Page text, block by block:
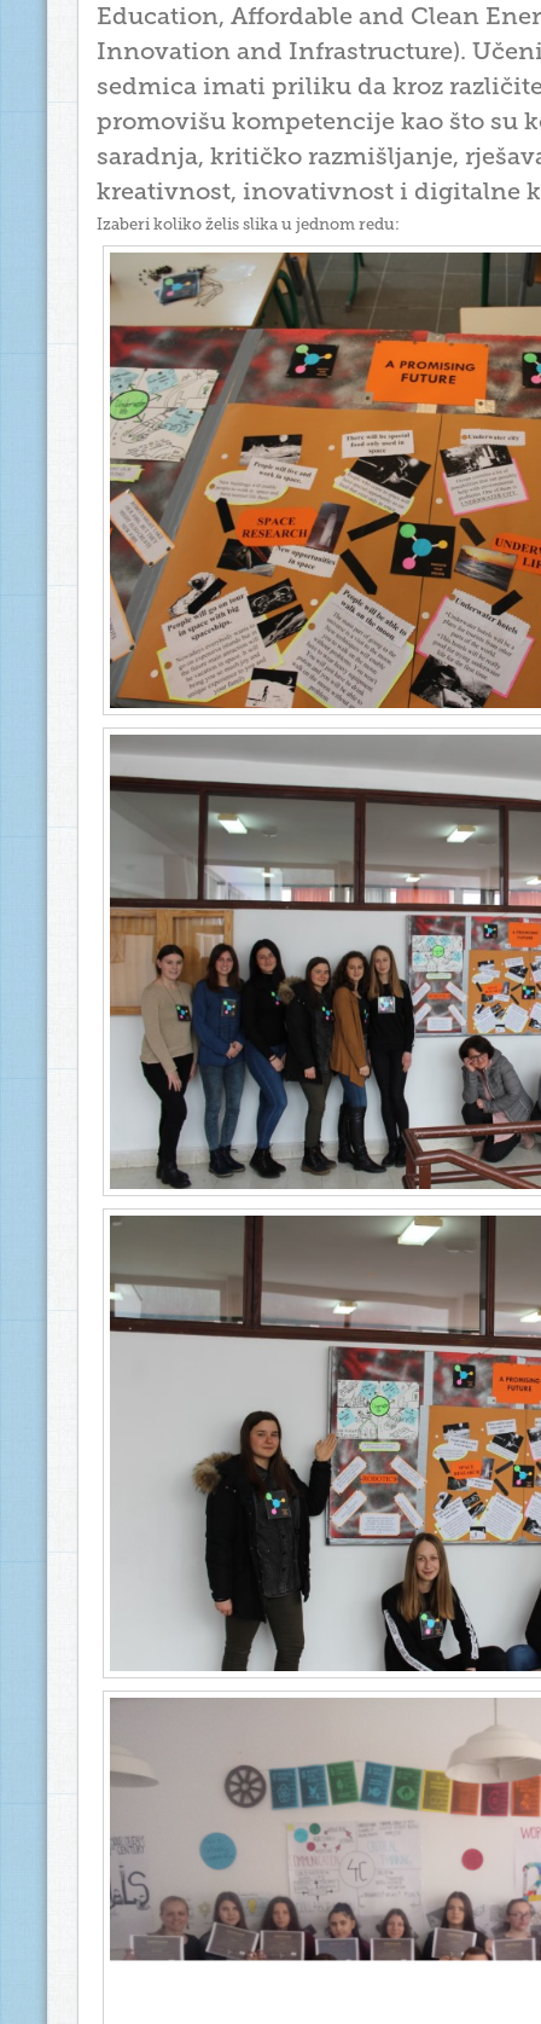
Education, Affordable and Clean
Innovation and Infrastructure).
sedmica imati priliku da kroz
promovišu kompetencije kao što su
saradnja, kritičko razmišljanje,
kreativnost, inovativnost i digitalne
Izaberi koliko želis slika u jednom redu: